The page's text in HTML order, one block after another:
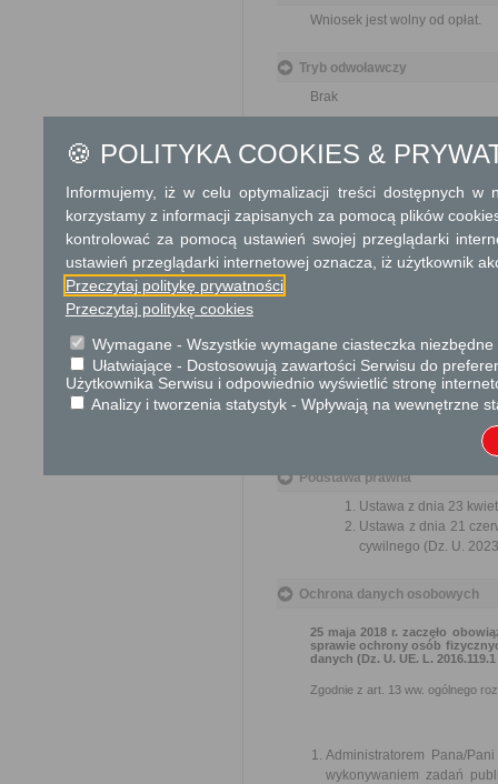
Wniosek jest wolny od opłat.
Tryb odwoławczy
Brak
Skargi i wnioski
ich pracowników, naruszenie
spraw.
Przedmiotem wniosku
usprawnienie pracy i
Organ właściwy dla
Informacje dodatkowe
Umowy użytkowania, najmu
się w drodze
publicznego lub
r. o rodzinnych ogrodach
Podstawa prawna
Ustawa z dnia 23
Ustawa z dnia 21
cywilnego (Dz. U.
Ochrona danych osobowych
25 maja 2018 r. zaczęło
sprawie ochrony osób
danych (Dz. U. UE. L.
Zgodnie z art. 13 ww. ogólnego
Administratorem Pana/
wykonywaniem zadań
🍪 POLITYKA COOKIES &
Informujemy, iż w celu optymalizacji treści dostępnych w
korzystamy z informacji zapisanych za pomocą plików
kontrolować za pomocą ustawień swojej przeglądarki
ustawień przeglądarki internetowej oznacza, iż użytkownik
Przeczytaj politykę prywatności
Przeczytaj politykę cookies
Wymagane - Wszystkie wymagane ciasteczka
Ułatwiające - Dostosowują zawartości Serwisu do
Użytkownika Serwisu i odpowiednio wyświetlić stronę
Analizy i tworzenia statystyk - Wpływają na wewnętrzne